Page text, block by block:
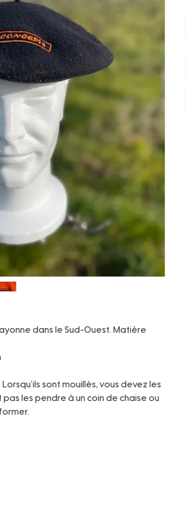
dans le Sud-Ouest. Matière
sont mouillés, vous devez les
les pendre à un coin de chaise ou